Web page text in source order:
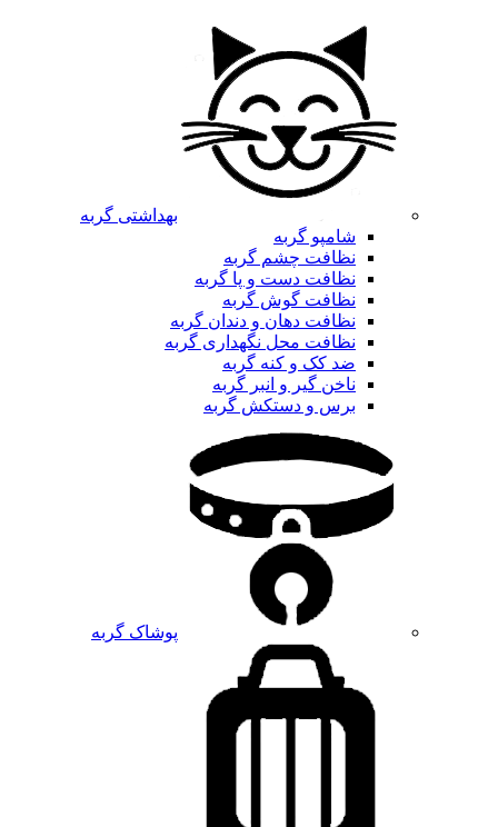
بهداشتی گربه
شامپو گربه
نظافت چشم گربه
نظافت دست و پا گربه
نظافت گوش گربه
نظافت دهان و دندان گربه
نظافت محل نگهداری گربه
ضد کک و کنه گربه
ناخن گیر و انبر گربه
برس و دستکش گربه
پوشاک گربه